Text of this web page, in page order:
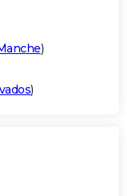
)
)